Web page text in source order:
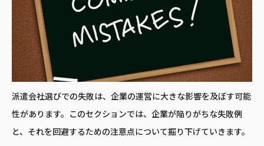
派遣会社選びでの失敗は、企業の運営に大きな影響を及ぼす可能
性があります。このセクションでは、企業が陥りがちな失敗例
と、それを回避するための注意点について掘り下げていきます。